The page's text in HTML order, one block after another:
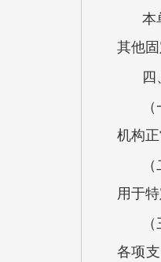
本
其他
四
机构
用于
各项